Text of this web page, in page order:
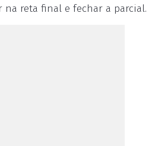
na reta final e fechar a parcial.